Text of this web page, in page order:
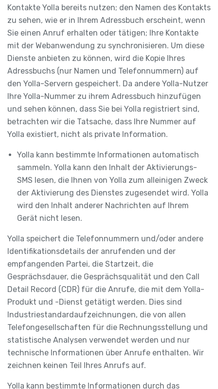
Kontakte Yolla bereits nutzen; den Namen des Kontakts
zu sehen, wie er in Ihrem Adressbuch erscheint, wenn
Sie einen Anruf erhalten oder tätigen; Ihre Kontakte
mit der Webanwendung zu synchronisieren. Um diese
Dienste anbieten zu können, wird die Kopie Ihres
Adressbuchs (nur Namen und Telefonnummern) auf
den Yolla-Servern gespeichert. Da andere Yolla-Nutzer
Ihre Yolla-Nummer zu ihrem Adressbuch hinzufügen
und sehen können, dass Sie bei Yolla registriert sind,
betrachten wir die Tatsache, dass Ihre Nummer auf
Yolla existiert, nicht als private Information.
Yolla kann bestimmte Informationen automatisch
sammeln. Yolla kann den Inhalt der Aktivierungs-
SMS lesen, die Ihnen von Yolla zum alleinigen Zweck
der Aktivierung des Dienstes zugesendet wird. Yolla
wird den Inhalt anderer Nachrichten auf Ihrem
Gerät nicht lesen.
Yolla speichert die Telefonnummern und/oder andere
Identifikationsdetails der anrufenden und der
empfangenden Partei, die Startzeit, die
Gesprächsdauer, die Gesprächsqualität und den Call
Detail Record (CDR) für die Anrufe, die mit dem Yolla-
Produkt und -Dienst getätigt werden. Dies sind
Industriestandardaufzeichnungen, die von allen
Telefongesellschaften für die Rechnungsstellung und
statistische Analysen verwendet werden und nur
technische Informationen über Anrufe enthalten. Wir
zeichnen keinen Teil Ihres Anrufs auf.
Yolla kann bestimmte Informationen durch das